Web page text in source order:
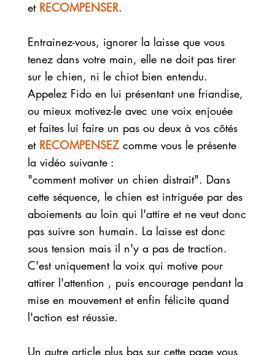
et RECOMPENSER.
Entrainez-vous, ignorer la laisse que vous
tenez dans votre main, elle ne doit pas tirer
sur le chien, ni le chiot bien entendu.
Appelez Fido en lui présentant une friandise,
ou mieux motivez-le avec une voix enjouée
et faites lui faire un pas ou deux à vos côtés
et RECOMPENSEZcomme vous le présente
la vidéo suivante :
"comment motiver un chien distrait". Dans
cette séquence, le chien est intriguée par des
aboiements au loin qui l'attire et ne veut donc
pas suivre son humain. La laisse est donc
sous tension mais il n'y a pas de traction.
C'est uniquement la voix qui motive pour
attirer l'attention , puis encourage pendant la
mise en mouvement et enfin félicite quand
l'action est réussie.
Un autre article plus bas sur cette page vous